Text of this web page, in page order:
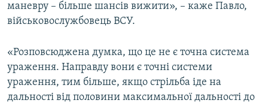
маневру – більше шансів вижити», – каже Павло,
військовослужбовець ВСУ.
«Розповсюджена думка, що це не є точна система
ураження. Направду вони є точні системи
ураження, тим більше, якщо стрільба іде на
дальності від половини максимальної дальності до